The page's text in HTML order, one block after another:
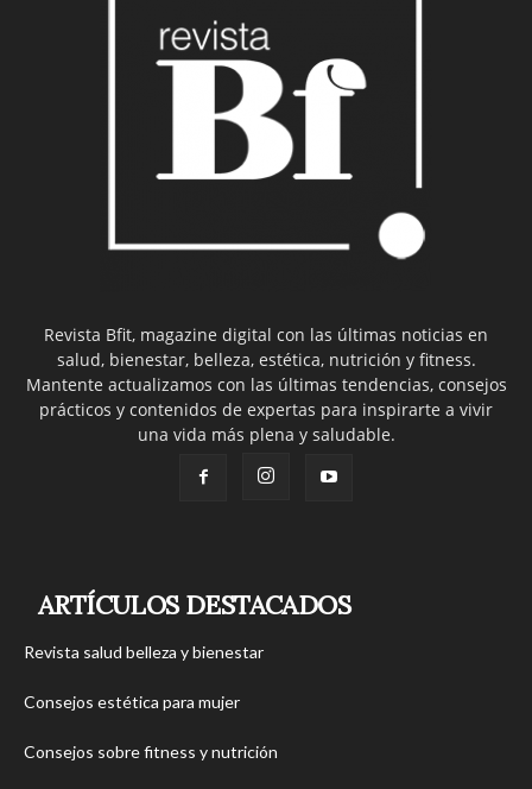
Revista Bfit, magazine digital con las últimas noticias en
salud, bienestar, belleza, estética, nutrición y fitness.
Mantente actualizamos con las últimas tendencias, consejos
prácticos y contenidos de expertas para inspirarte a vivir
una vida más plena y saludable.
ARTÍCULOS DESTACADOS
Revista salud belleza y bienestar
Consejos estética para mujer
Consejos sobre fitness y nutrición